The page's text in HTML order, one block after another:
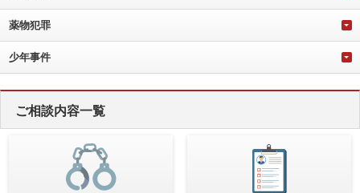
薬物犯罪
少年事件
ご相談内容一覧